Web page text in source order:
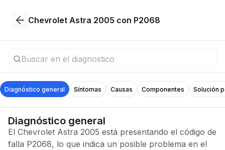
Chevrolet Astra 2005 con P2068
Diagnóstico general Síntomas Causas Componentes Solución
Diagnóstico general
El Chevrolet Astra 2005 está presentando el código de
falla P2068, lo que indica un posible problema en el